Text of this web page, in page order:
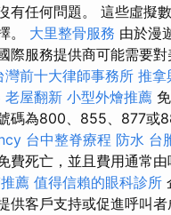
有任何問題。 這些虛擬
。 大里整骨服務 由於漫
際服務提供商可能需要
灣前十大律師事務所 推拿
老屋翻新 小型外燴推薦
碼為800、855、877或
台中整脊療程 防水 台
費死亡，並且費用通常
薦 值得信賴的眼科診所
供客戶支持或促進呼叫